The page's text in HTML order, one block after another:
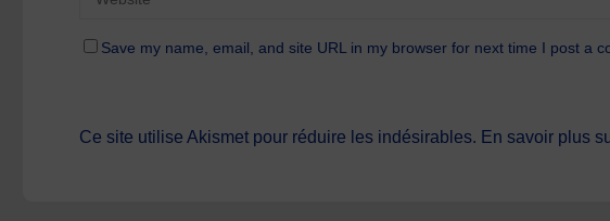
Save my name, email, and site URL in my browser for next time I post a
Ce site utilise Akismet pour réduire les indésirables. En savoir plus